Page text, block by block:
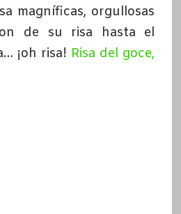
magníficas, orgullosas
de su risa hasta el
¡oh risa! Risa del goce,